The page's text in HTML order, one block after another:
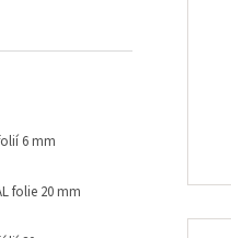
6 mm
folie 20 mm